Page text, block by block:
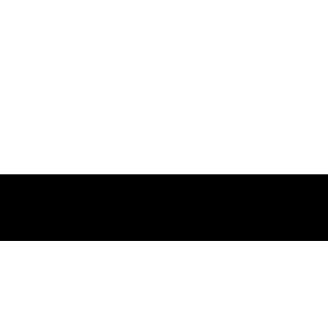
クリックしてください
知を受けるにはクリックしてください